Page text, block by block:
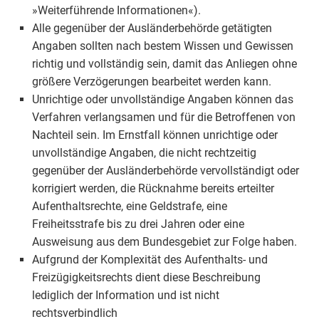
»Weiterführende Informationen«).
Alle gegenüber der Ausländerbehörde getätigten
Angaben sollten nach bestem Wissen und Gewissen
richtig und vollständig sein, damit das Anliegen ohne
größere Verzögerungen bearbeitet werden kann.
Unrichtige oder unvollständige Angaben können das
Verfahren verlangsamen und für die Betroffenen von
Nachteil sein. Im Ernstfall können unrichtige oder
unvollständige Angaben, die nicht rechtzeitig
gegenüber der Ausländerbehörde vervollständigt oder
korrigiert werden, die Rücknahme bereits erteilter
Aufenthaltsrechte, eine Geldstrafe, eine
Freiheitsstrafe bis zu drei Jahren oder eine
Ausweisung aus dem Bundesgebiet zur Folge haben.
Aufgrund der Komplexität des Aufenthalts- und
Freizügigkeitsrechts dient diese Beschreibung
lediglich der Information und ist nicht
rechtsverbindlich